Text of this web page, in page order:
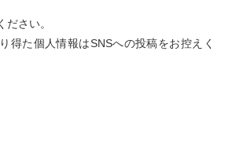
ださい。
得た個人情報はSNSへの投稿をお控えく